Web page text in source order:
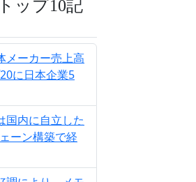
ップ10記
メーカー売上高
に日本企業5
国内に自立した
ーン構築で経